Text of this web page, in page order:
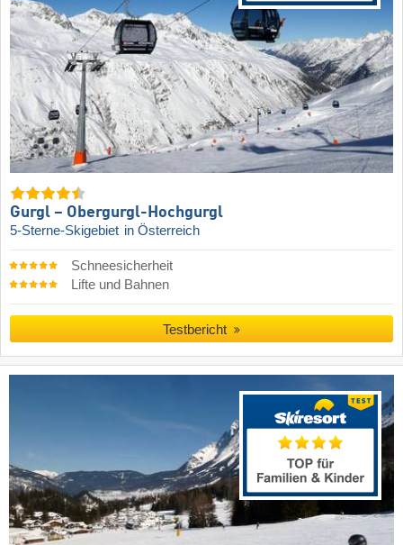
Gurgl – Obergurgl-Hochgurgl
5-Sterne-Skigebiet in Österreich
Schneesicherheit
Lifte und Bahnen
Testbericht